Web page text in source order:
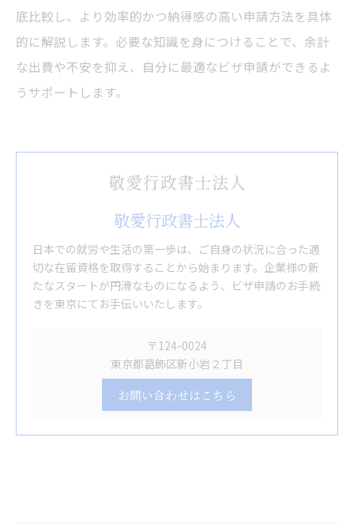
底比較し、より効率的かつ納得感の高い申請方法を具体
的に解説します。必要な知識を身につけることで、余計
な出費や不安を抑え、自分に最適なビザ申請ができるよ
うサポートします。
敬愛行政書士法人
日本での就労や生活の第一歩は、ご自身の状況に合った適
切な在留資格を取得することから始まります。企業様の新
たなスタートが円滑なものになるよう、ビザ申請のお手続
きを東京にてお手伝いいたします。
〒124-0024
東京都葛飾区新小岩２丁目
お問い合わせはこちら